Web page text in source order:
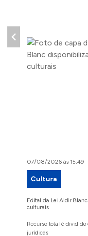
07/08/2026 às 15:49
Cultura
Edital da Lei Aldir
culturais
Recurso total é dividido
jurídicas